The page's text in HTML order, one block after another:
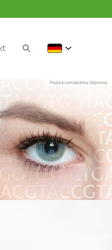
©istock.com/Andrea Obzerova